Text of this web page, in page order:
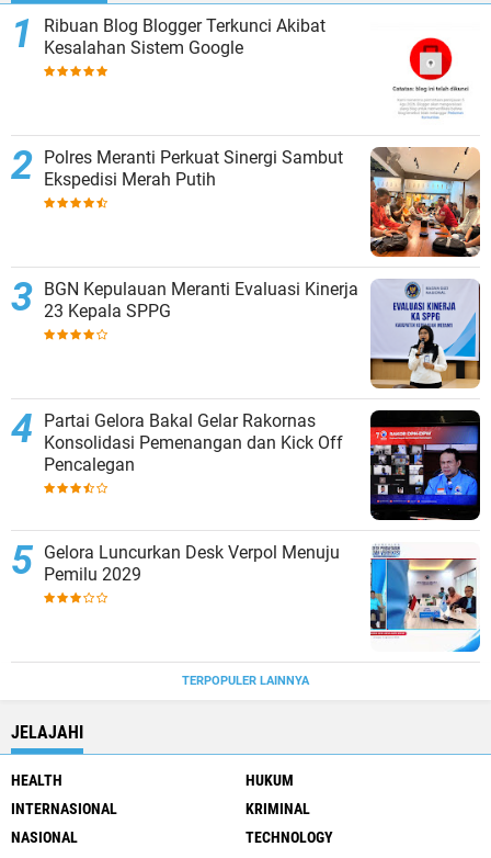
Ribuan Blog Blogger Terkunci Akibat
Kesalahan Sistem Google
Polres Meranti Perkuat Sinergi Sambut
Ekspedisi Merah Putih
BGN Kepulauan Meranti Evaluasi Kinerja
23 Kepala SPPG
Partai Gelora Bakal Gelar Rakornas
Konsolidasi Pemenangan dan Kick Off
Pencalegan
Gelora Luncurkan Desk Verpol Menuju
Pemilu 2029
TERPOPULER LAINNYA
JELAJAHI
HEALTH
HUKUM
INTERNASIONAL
KRIMINAL
NASIONAL
TECHNOLOGY